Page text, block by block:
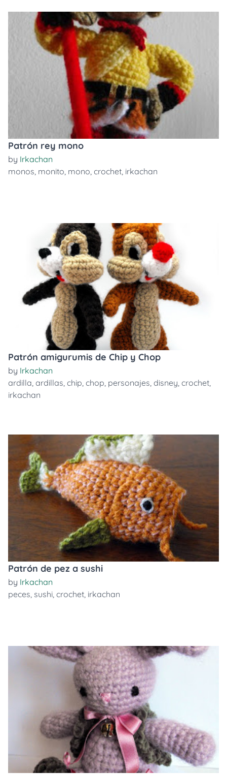
Patrón rey mono
by Irkachan
monos, monito, mono, crochet, irkachan
Patrón amigurumis de Chip y Chop
by Irkachan
ardilla, ardillas, chip, chop, personajes, disney, crochet,
irkachan
Patrón de pez a sushi
by Irkachan
peces, sushi, crochet, irkachan